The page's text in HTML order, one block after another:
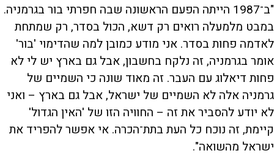
"ב־1987 הייתה הפעם הראשונה שבה חפרתי בור בגרמניה.
במבט מלמעלה רואים רק דשא, הכול בסדר, רק שמתחת
לאדמה פחות בסדר. אני מודע כמובן למה שהדימוי 'בור'
אומר בגרמניה, זה נלקח בחשבון, אבל גם בארץ יש לי לא
פחות דיאלוג עם העבר. זה מאוד שונה כי השמיים של
גרמניה אלה לא השמיים של ישראל, אבל גם בארץ – ואני
לא יודע להסביר את זה – החוויה הזו של 'האין הגדול'
קיימת, זה נוכח כל העת בתת־הכרה. אי אפשר להפריד את
ישראל מהשואה".